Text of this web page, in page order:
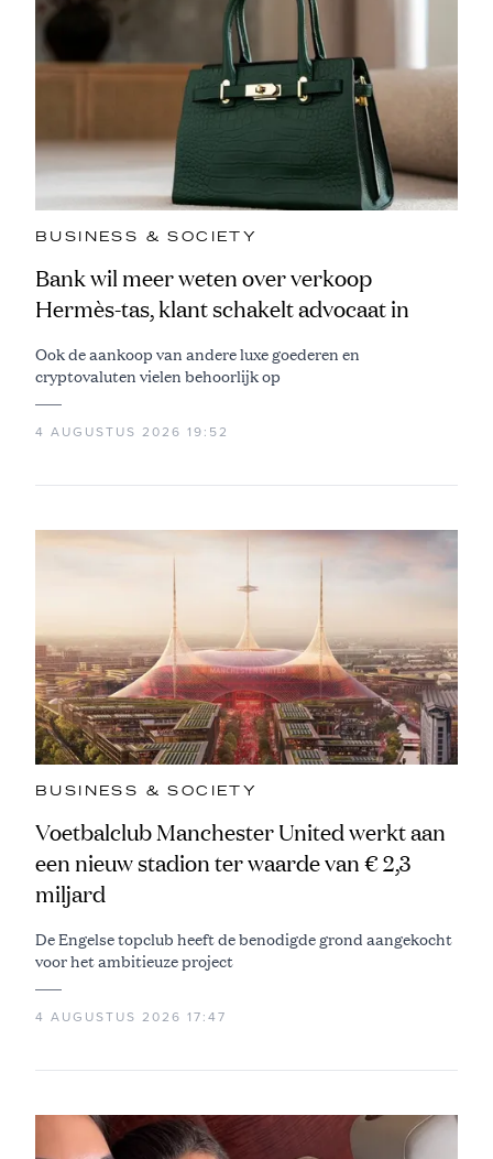
BUSINESS & SOCIETY
Bank wil meer weten over verkoop
Hermès-tas, klant schakelt advocaat in
Ook de aankoop van andere luxe goederen en
cryptovaluten vielen behoorlijk op
4 AUGUSTUS 2026 19:52
BUSINESS & SOCIETY
Voetbalclub Manchester United werkt aan
een nieuw stadion ter waarde van € 2,3
miljard
De Engelse topclub heeft de benodigde grond aangekocht
voor het ambitieuze project
4 AUGUSTUS 2026 17:47